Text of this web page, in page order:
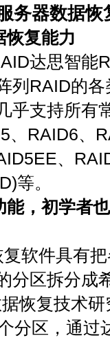
务器数据恢
复能力
达思智能
列RAID的
乎支持所有
、RAID6、
、
等。
，初学者也
软件具有
分区拆分成
恢复技术研
分区，通过